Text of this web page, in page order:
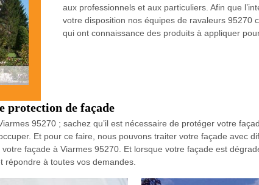
aux professionnels et aux particuliers. Afin que
votre disposition nos équipes de ravaleurs 95270
qui ont connaissance des produits à appliquer
protection de façade
95270 ; sachez qu’il est nécessaire de protéger votre
Et pour ce faire, nous pouvons traiter votre façade avec
façade à Viarmes 95270. Et lorsque votre façade est
à toutes vos demandes.